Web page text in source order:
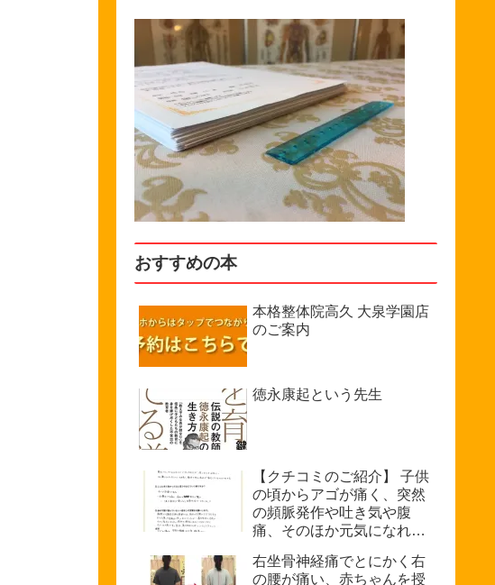
おすすめの本
本格整体院高久 大泉学園店
のご案内
徳永康起という先生
【クチコミのご紹介】 子供
の頃からアゴが痛く、突然
の頻脈発作や吐き気や腹
痛、そのほか元気になれな
院では原因不明を診断され
右坐骨神経痛でとにかく右
の腰が痛い、赤ちゃんを授